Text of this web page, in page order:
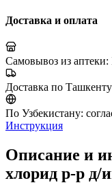
Доставка и оплата
Самовывоз из аптеки:
Доставка по
По Узбекистану:
Инструкция
Описание и
хлорид р-р